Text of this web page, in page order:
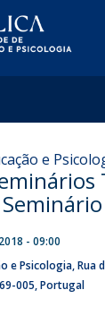
e
- 09:00
e Psicologia Rua
005 Portugal